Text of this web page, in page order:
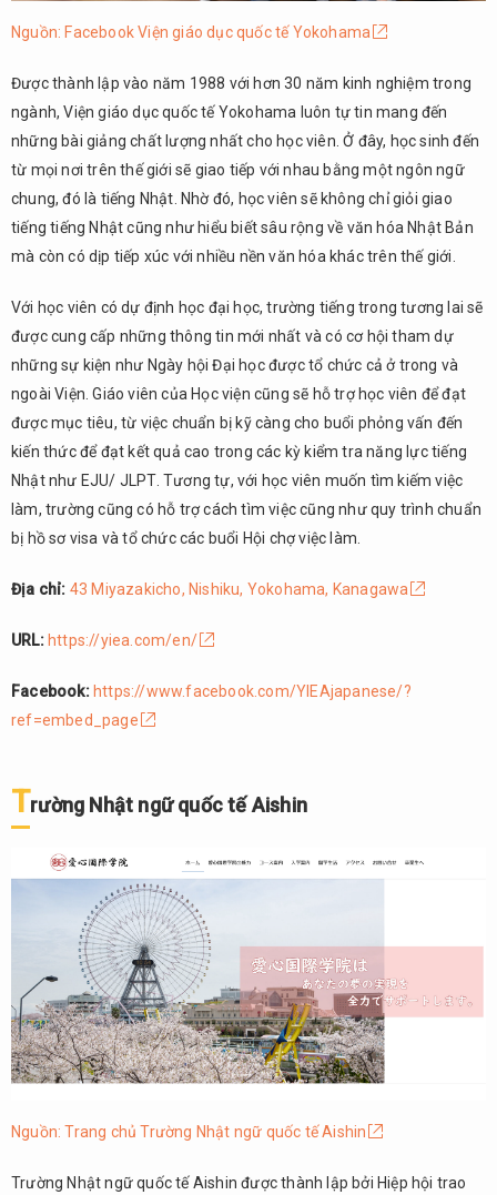
tế
Á
1.4.
Trường
Nhật
ngữ
1.5.
Nhật ngữ
Yokohama
YMCA
Trường
Nhật
ngữ
Kanrin
1.7.
Trường
CREATIVE
Trường
ngữ
Reiwa
Nhật
ngữ
1.10.
Trường
Nhật
ngữ
Sagami
2.
Tổng
kết
Nguồn: Facebook Viện giáo dục quốc tế Yokohama
Được thành lập vào năm 1988 với hơn 30 năm kinh nghiệm trong
ngành, Viện giáo dục quốc tế Yokohama luôn tự tin mang đến
những bài giảng chất lượng nhất cho học viên. Ở đây, học sinh đến
từ mọi nơi trên thế giới sẽ giao tiếp với nhau bằng một ngôn ngữ
chung, đó là tiếng Nhật. Nhờ đó, học viên sẽ không chỉ giỏi giao
tiếng tiếng Nhật cũng như hiểu biết sâu rộng về văn hóa Nhật Bản
mà còn có dịp tiếp xúc với nhiều nền văn hóa khác trên thế giới.
Với học viên có dự định học đại học, trường tiếng trong tương lai sẽ
được cung cấp những thông tin mới nhất và có cơ hội tham dự
những sự kiện như Ngày hội Đại học được tổ chức cả ở trong và
ngoài Viện. Giáo viên của Học viện cũng sẽ hỗ trợ học viên để đạt
được mục tiêu, từ việc chuẩn bị kỹ càng cho buổi phỏng vấn đến
kiến thức để đạt kết quả cao trong các kỳ kiểm tra năng lực tiếng
Nhật như EJU/ JLPT. Tương tự, với học viên muốn tìm kiếm việc
làm, trường cũng có hỗ trợ cách tìm việc cũng như quy trình chuẩn
bị hồ sơ visa và tổ chức các buổi Hội chợ việc làm.
Địa chỉ: 43 Miyazakicho, Nishiku, Yokohama, Kanagawa
URL: https://yiea.com/en/
Facebook: https://www.facebook.com/YIEAjapanese/?
ref=embed_page
Trường Nhật ngữ quốc tế Aishin
Nguồn: Trang chủ Trường Nhật ngữ quốc tế Aishin
Trường Nhật ngữ quốc tế Aishin được thành lập bởi Hiệp hội trao